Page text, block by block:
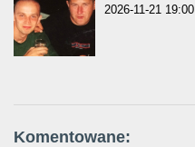
2026-11-21 19:00
Komentowane: